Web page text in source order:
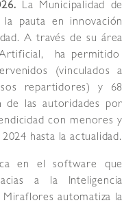
La Municipalidad de
pauta en innovación
A través de su área
ha permitido
(vinculados a
repartidores) y 68
de las autoridades por
con menores y
hasta la actualidad.
en el software que
a la Inteligencia
automatiza la